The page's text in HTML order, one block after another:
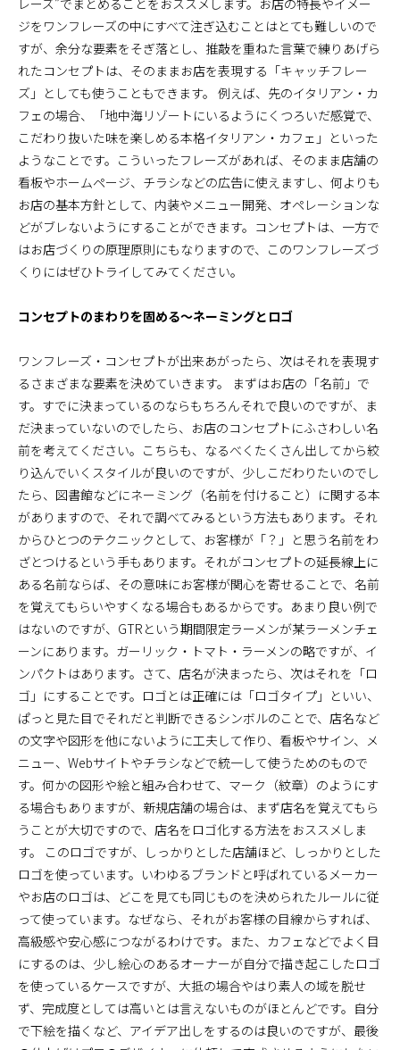
レーズ”でまとめることをおススメします。お店の特長やイメー
ジをワンフレーズの中にすべて注ぎ込むことはとても難しいので
すが、余分な要素をそぎ落とし、推敲を重ねた言葉で練りあげら
れたコンセプトは、そのままお店を表現する「キャッチフレー
ズ」としても使うこともできます。 例えば、先のイタリアン・カ
フェの場合、「地中海リゾートにいるようにくつろいだ感覚で、
こだわり抜いた味を楽しめる本格イタリアン・カフェ」といった
ようなことです。こういったフレーズがあれば、そのまま店舗の
看板やホームページ、チラシなどの広告に使えますし、何よりも
お店の基本方針として、内装やメニュー開発、オペレーションな
どがブレないようにすることができます。コンセプトは、一方で
はお店づくりの原理原則にもなりますので、このワンフレーズづ
くりにはぜひトライしてみてください。
コンセプトのまわりを固める～ネーミングとロゴ
ワンフレーズ・コンセプトが出来あがったら、次はそれを表現す
るさまざまな要素を決めていきます。 まずはお店の「名前」で
す。すでに決まっているのならもちろんそれで良いのですが、ま
だ決まっていないのでしたら、お店のコンセプトにふさわしい名
前を考えてください。こちらも、なるべくたくさん出してから絞
り込んでいくスタイルが良いのですが、少しこだわりたいのでし
たら、図書館などにネーミング（名前を付けること）に関する本
がありますので、それで調べてみるという方法もあります。それ
からひとつのテクニックとして、お客様が「？」と思う名前をわ
ざとつけるという手もあります。それがコンセプトの延長線上に
ある名前ならば、その意味にお客様が関心を寄せることで、名前
を覚えてもらいやすくなる場合もあるからです。あまり良い例で
はないのですが、GTRという期間限定ラーメンが某ラーメンチェ
ーンにあります。ガーリック・トマト・ラーメンの略ですが、イ
ンパクトはあります。さて、店名が決まったら、次はそれを「ロ
ゴ」にすることです。ロゴとは正確には「ロゴタイプ」といい、
ぱっと見た目でそれだと判断できるシンボルのことで、店名など
の文字や図形を他にないように工夫して作り、看板やサイン、メ
ニュー、Webサイトやチラシなどで統一して使うためのもので
す。何かの図形や絵と組み合わせて、マーク（紋章）のようにす
る場合もありますが、新規店舗の場合は、まず店名を覚えてもら
うことが大切ですので、店名をロゴ化する方法をおススメしま
す。 このロゴですが、しっかりとした店舗ほど、しっかりとした
ロゴを使っています。いわゆるブランドと呼ばれているメーカー
やお店のロゴは、どこを見ても同じものを決められたルールに従
って使っています。なぜなら、それがお客様の目線からすれば、
高級感や安心感につながるわけです。また、カフェなどでよく目
にするのは、少し絵心のあるオーナーが自分で描き起こしたロゴ
を使っているケースですが、大抵の場合やはり素人の域を脱せ
ず、完成度としては高いとは言えないものがほとんどです。自分
で下絵を描くなど、アイデア出しをするのは良いのですが、最後